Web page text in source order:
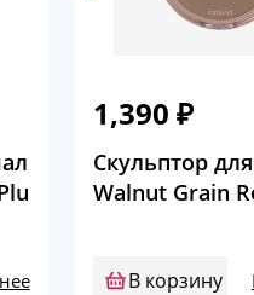
1,390₽
Скульптор
Walnut Grain
В корзину